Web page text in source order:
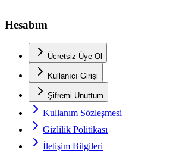
Hesabım
Ücretsiz Üye Ol
Kullanıcı Girişi
Şifremi Unuttum
Kullanım Sözleşmesi
Gizlilik Politikası
İletişim Bilgileri